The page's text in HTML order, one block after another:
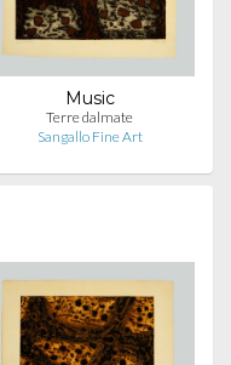
Music
Terre dalmate
Sangallo Fine Art